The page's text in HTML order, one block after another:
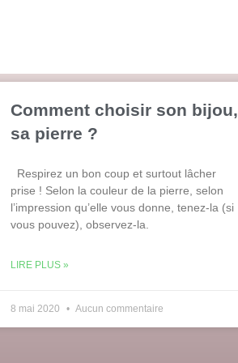
Comment choisir son bijou,
sa pierre ?
Respirez un bon coup et surtout lâcher
prise ! Selon la couleur de la pierre, selon
l’impression qu’elle vous donne, tenez-la (si
vous pouvez), observez-la.
LIRE PLUS »
8 mai 2020 Aucun commentaire